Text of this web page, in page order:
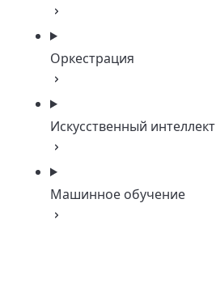
Оркестрация
Искусственный интеллект
Машинное обучение